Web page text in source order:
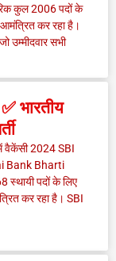
कुल 2006 पदों के
कर रहा है।
सभी
भारतीय
वैकेंसी 2024 SBI
Bank Bharti
स्थायी पदों के लिए
कर रहा है। SBI